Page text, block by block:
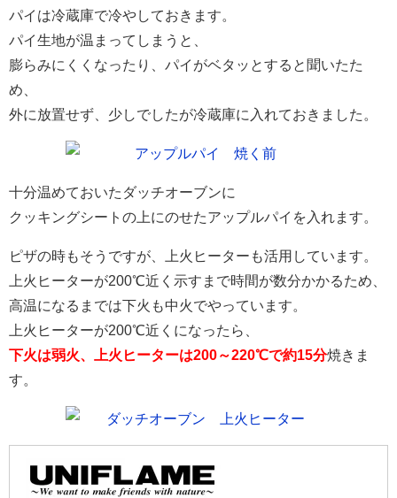
パイは冷蔵庫で冷やしておきます。
パイ生地が温まってしまうと、
膨らみにくくなったり、パイがベタッとすると聞いたた
め、
外に放置せず、少しでしたが冷蔵庫に入れておきました。
十分温めておいたダッチオーブンに
クッキングシートの上にのせたアップルパイを入れます。
ピザの時もそうですが、上火ヒーターも活用しています。
上火ヒーターが200℃近く示すまで時間が数分かかるため、
高温になるまでは下火も中火でやっています。
上火ヒーターが200℃近くになったら、
下火は弱火、上火ヒーターは200～220℃で約15分焼きま
す。